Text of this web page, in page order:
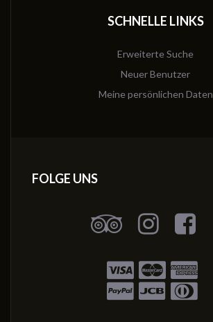
SCHNELLE LINKS
Erweiterte Suche
Neuer Benutzer
Meine persönlichen Daten
FOLGE UNS